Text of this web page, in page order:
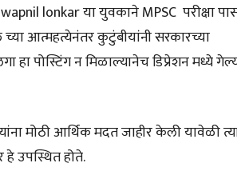
lonkar या युवकाने MPSC परीक्षा
च्या आत्महत्येनंतर कुटुंबीयांनी सरकारच्या
पोस्टिंग न मिळाल्यानेच डिप्रेशन मध्ये
मोठी आर्थिक मदत जाहीर केली यावेळी
उपस्थित होते.